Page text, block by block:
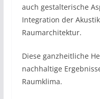
auch gestalterische
Integration der
Raumarchitektur.
Diese ganzheitliche
nachhaltige
Raumklima.